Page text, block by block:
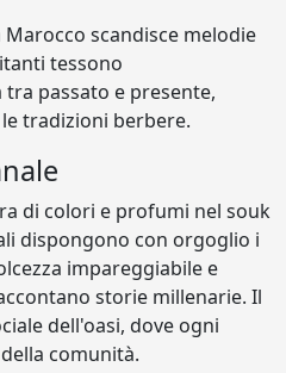
scandisce melodie
tessono
passato e presente,
tradizioni berbere.
di colori e profumi nel souk
dispongono con orgoglio i
impareggiabile e
storie millenarie. Il
dell'oasi, dove ogni
comunità.